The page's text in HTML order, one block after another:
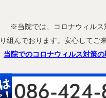
※当院では、コロナウィルス
組んでおります。安心してご
当院でのコロナウィルス対策